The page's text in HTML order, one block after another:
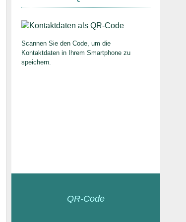
Scannen Sie den Code, um die
Kontaktdaten in Ihrem Smartphone zu
speichern.
QR-Code